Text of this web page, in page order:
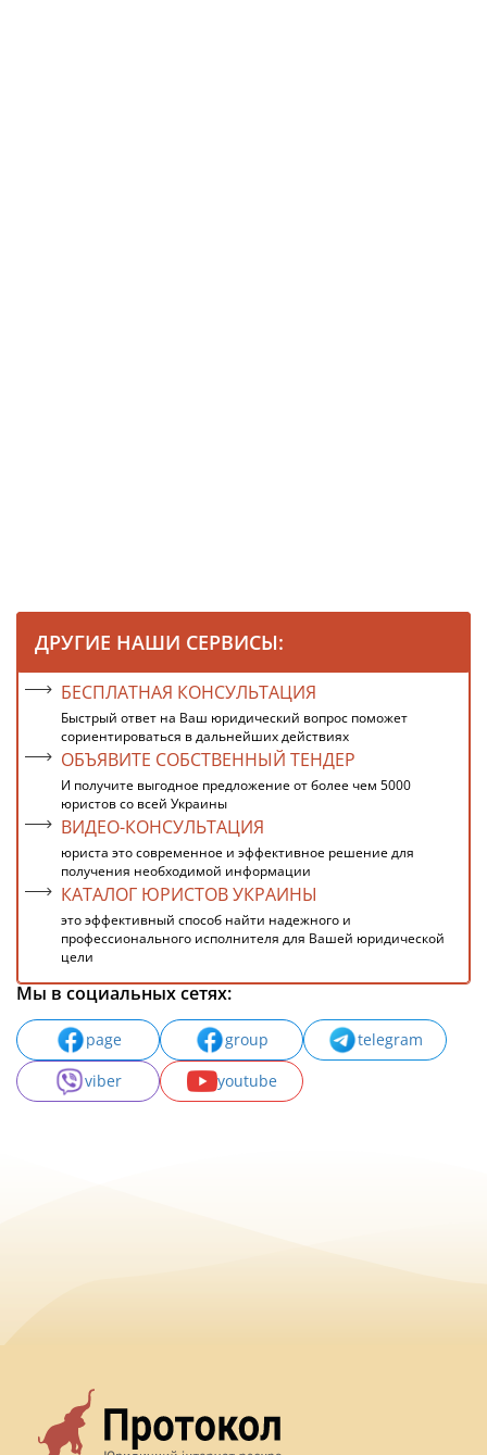
ДРУГИЕ НАШИ СЕРВИСЫ:
БЕСПЛАТНАЯ КОНСУЛЬТАЦИЯ
Быстрый ответ на Ваш юридический вопрос поможет
сориентироваться в дальнейших действиях
ОБЪЯВИТЕ СОБСТВЕННЫЙ ТЕНДЕР
И получите выгодное предложение от более чем 5000
юристов со всей Украины
ВИДЕО-КОНСУЛЬТАЦИЯ
юриста это современное и эффективное решение для
получения необходимой информации
КАТАЛОГ ЮРИСТОВ УКРАИНЫ
это эффективный способ найти надежного и
профессионального исполнителя для Вашей юридической
цели
Мы в социальных сетях:
page group
telegram
viber
youtube